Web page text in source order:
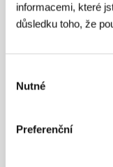
informacemi, které
důsledku toho, že
souhlasu
Nutné
Preferenční
Alessandro